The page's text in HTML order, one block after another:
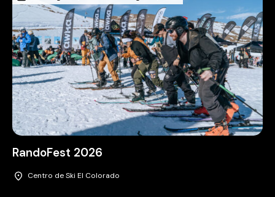
RandoFest 2026
Centro de Ski El Colorado